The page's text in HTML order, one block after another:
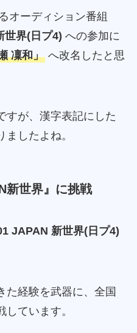
オーディション番組
世界(日プ4) への参加に
凜和」へ改名したと思
すが、漢字表記にした
したよね。
新世界』に挑戦
JAPAN 新世界(日プ4)
た経験を武器に、全国
ています。